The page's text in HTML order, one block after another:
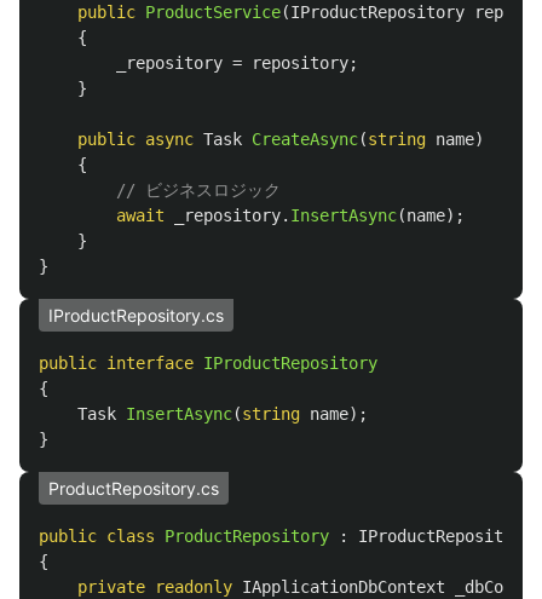
public ProductService(IProductRepository
{
_repository = repository;
}
public async Task CreateAsync(string name)
{
// ビジネスロジック
await
_repository. InsertAsync(name);
}
}
IProductRepository.cs
public interface IProductRepository
{
Task InsertAsync(string name);
}
ProductRepository.cs
public class ProductRepository :
IProductRepository
{
private
readonly IApplicationDbContext